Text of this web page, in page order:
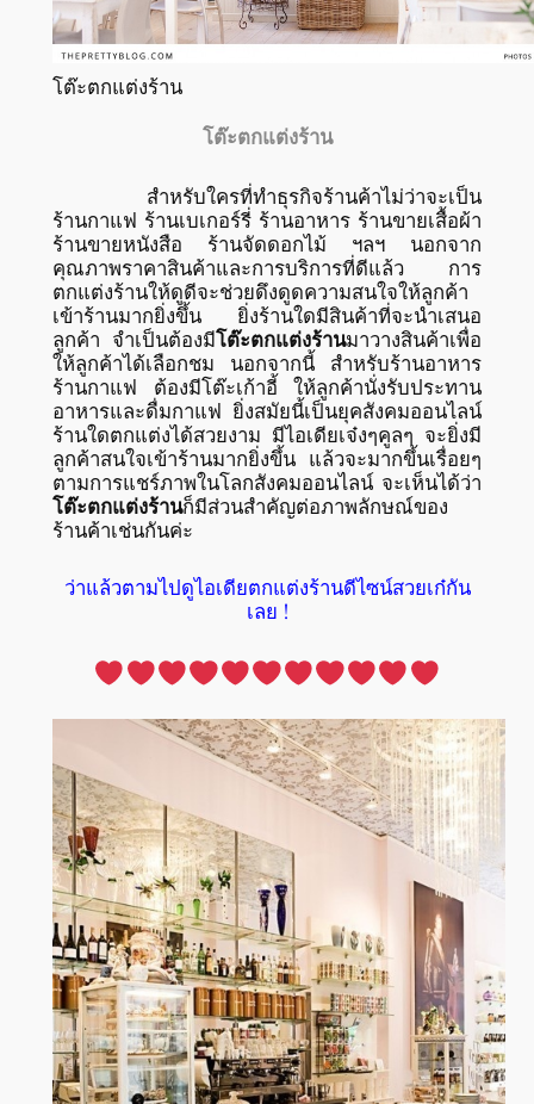
โต๊ะตกแต่งร้าน
โต๊ะตกแต่งร้าน
สำหรับใครที่ทำธุรกิจร้านค้าไม่ว่าจะเป็น
ร้านกาแฟ ร้านเบเกอร์รี่ ร้านอาหาร ร้านขายเสื้อผ้า
ร้านขายหนังสือ ร้านจัดดอกไม้ ฯลฯ นอกจาก
คุณภาพราคาสินค้าและการบริการที่ดีแล้ว การ
ตกแต่งร้านให้ดูดีจะช่วยดึงดูดความสนใจให้ลูกค้า
เข้าร้านมากยิ่งขึ้น ยิ่งร้านใดมีสินค้าที่จะนำเสนอ
ลูกค้า จำเป็นต้องมีโต๊ะตกแต่งร้านมาวางสินค้าเพื่อ
ให้ลูกค้าได้เลือกชม นอกจากนี้ สำหรับร้านอาหาร
ร้านกาแฟ ต้องมีโต๊ะเก้าอี้ ให้ลูกค้านั่งรับประทาน
อาหารและดื่มกาแฟ ยิ่งสมัยนี้เป็นยุคสังคมออนไลน์
ร้านใดตกแต่งได้สวยงาม มีไอเดียเจ๋งๆคูลๆ จะยิ่งมี
ลูกค้าสนใจเข้าร้านมากยิ่งขึ้น แล้วจะมากขึ้นเรื่อยๆ
ตามการแชร์ภาพในโลกสังคมออนไลน์ จะเห็นได้ว่า
โต๊ะตกแต่งร้านก็มีส่วนสำคัญต่อภาพลักษณ์ของ
ร้านค้าเช่นกันค่ะ
ว่าแล้วตามไปดูไอเดียตกแต่งร้านดีไซน์สวยเก๋กัน
เลย !